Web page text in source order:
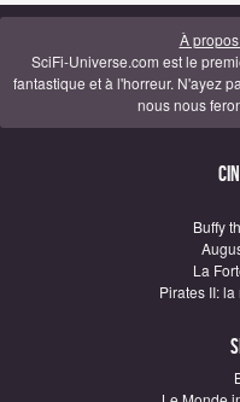
À
SciFi-Universe.com est le
fantastique et à l'horreur. N'ayez
nous nous
Buffy
La
Pirates II: